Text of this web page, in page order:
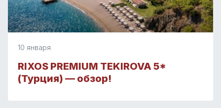
10 января
RIXOS PREMIUM TEKIROVA 5*
(Турция) — обзор!